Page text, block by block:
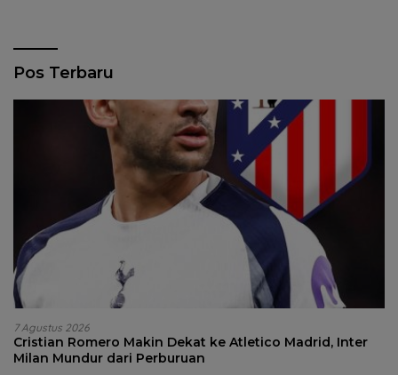
Pos Terbaru
7 Agustus 2026
Cristian Romero Makin Dekat ke Atletico Madrid, Inter
Milan Mundur dari Perburuan